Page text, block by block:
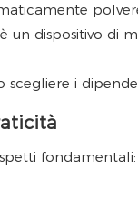
un dispositivo di
fondamentali: